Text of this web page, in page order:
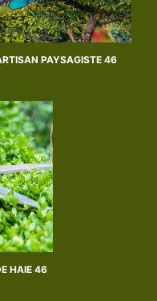
PAYSAGISTE 46
HAIE 46